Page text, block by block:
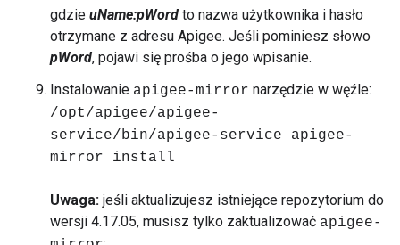
gdzie uName:pWord to nazwa użytkownika i hasło
otrzymane z adresu Apigee. Jeśli pominiesz słowo
pWord, pojawi się prośba o jego wpisanie.
Instalowanie apigee-mirror narzędzie w węźle:
/opt/apigee/apigee-
service/bin/apigee-service apigee-
mirror install
Uwaga: jeśli aktualizujesz istniejące repozytorium do
wersji 4.17.05, musisz tylko zaktualizować apigee-